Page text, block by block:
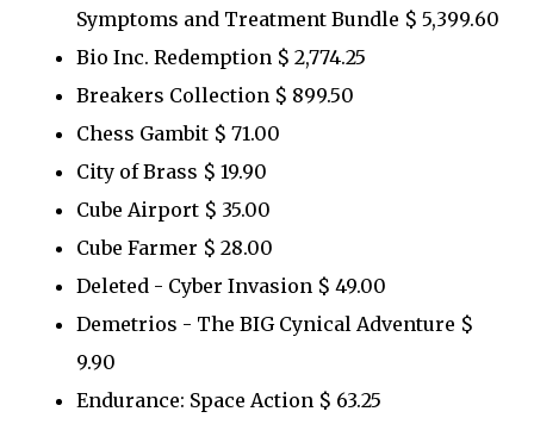
Symptoms and Treatment Bundle $ 5,399.60
Bio Inc. Redemption $ 2,774.25
Breakers Collection $ 899.50
Chess Gambit $ 71.00
City of Brass $ 19.90
Cube Airport $ 35.00
Cube Farmer $ 28.00
Deleted - Cyber Invasion $ 49.00
Demetrios - The BIG Cynical Adventure $
9.90
Endurance: Space Action $ 63.25